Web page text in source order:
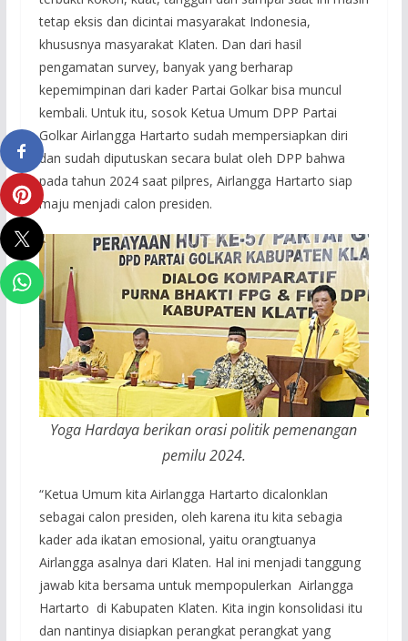
tetap eksis dan dicintai masyarakat Indonesia,
khususnya masyarakat Klaten. Dan dari hasil
pengamatan survey, banyak yang berharap
kepemimpinan dari kader Partai Golkar bisa muncul
kembali. Untuk itu, sosok Ketua Umum DPP Partai
Golkar Airlangga Hartarto sudah mempersiapkan diri
dan sudah diputuskan secara bulat oleh DPP bahwa
pada tahun 2024 saat pilpres, Airlangga Hartarto siap
maju menjadi calon presiden.
Yoga Hardaya berikan orasi politik pemenangan
pemilu 2024.
“Ketua Umum kita Airlangga Hartarto dicalonklan
sebagai calon presiden, oleh karena itu kita sebagia
kader ada ikatan emosional, yaitu orangtuanya
Airlangga asalnya dari Klaten. Hal ini menjadi tanggung
jawab kita bersama untuk mempopulerkan Airlangga
Hartarto di Kabupaten Klaten. Kita ingin konsolidasi itu
dan nantinya disiapkan perangkat perangkat yang